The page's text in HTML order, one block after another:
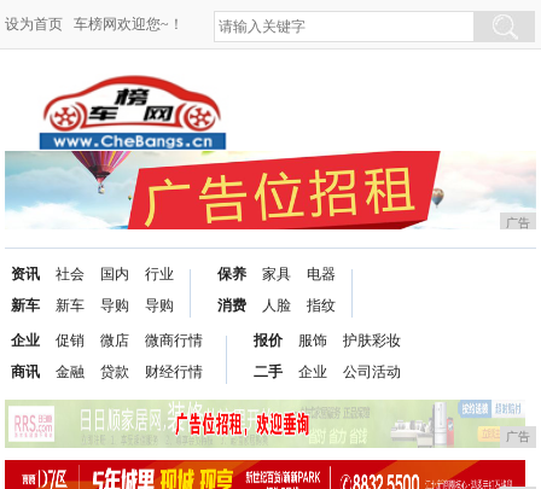
设为首页 车榜网欢迎您~！
广告
资讯
新车
社会
新车
国内
导购
行业
导购
保养
消费
家具
人脸
电器
指纹
企业
商讯
促销
金融
微店
贷款
微商行情
财经行情
报价
二手
服饰
企业
护肤彩妆
公司活动
广告